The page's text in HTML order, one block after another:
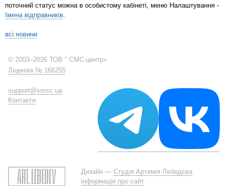
поточний статус можна в особистому кабінеті, меню Налаштування -
Імена відправників.
всі новини
© 2003–2026 ТОВ " СМС-центр»
Ліцензія № 166255
support@smsc.ua
Контакти
Дизайн — Студія Артемія Лебедєва
інформація про сайт